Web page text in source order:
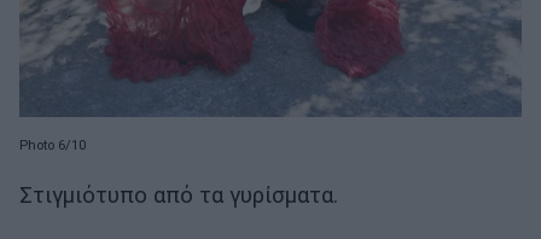
Photo 6/10
Στιγμιότυπο από τα γυρίσματα.